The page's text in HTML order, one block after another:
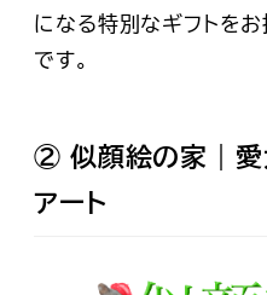
になる特別なギフトを
です。
② 似顔絵の家｜愛
アート